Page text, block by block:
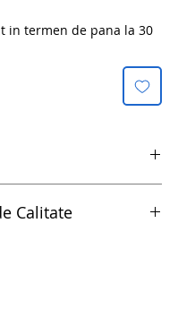
in termen de pana la 30
Calitate